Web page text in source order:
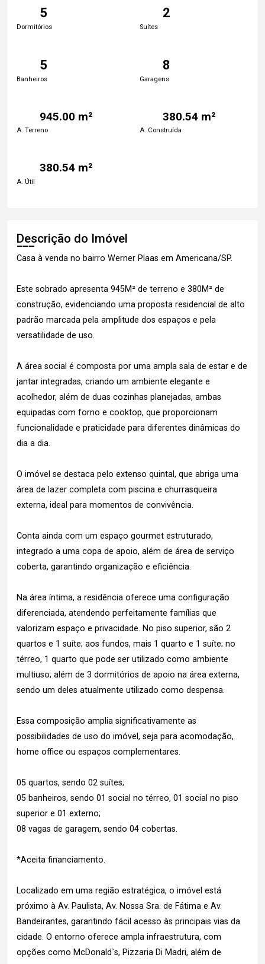
5
Dormitórios
2
Suítes
5
Banheiros
8
Garagens
945.00 m²
A. Terreno
380.54 m²
A. Construída
380.54 m²
A. Útil
Descrição do Imóvel
Casa à venda no bairro Werner Plaas em Americana/SP.
Este sobrado apresenta 945M² de terreno e 380M² de
construção, evidenciando uma proposta residencial de alto
padrão marcada pela amplitude dos espaços e pela
versatilidade de uso.
A área social é composta por uma ampla sala de estar e de
jantar integradas, criando um ambiente elegante e
acolhedor, além de duas cozinhas planejadas, ambas
equipadas com forno e cooktop, que proporcionam
funcionalidade e praticidade para diferentes dinâmicas do
dia a dia.
O imóvel se destaca pelo extenso quintal, que abriga uma
área de lazer completa com piscina e churrasqueira
externa, ideal para momentos de convivência.
Conta ainda com um espaço gourmet estruturado,
integrado a uma copa de apoio, além de área de serviço
coberta, garantindo organização e eficiência.
Na área íntima, a residência oferece uma configuração
diferenciada, atendendo perfeitamente famílias que
valorizam espaço e privacidade. No piso superior, são 2
quartos e 1 suíte; aos fundos, mais 1 quarto e 1 suíte; no
térreo, 1 quarto que pode ser utilizado como ambiente
multiuso; além de 3 dormitórios de apoio na área externa,
sendo um deles atualmente utilizado como despensa.
Essa composição amplia significativamente as
possibilidades de uso do imóvel, seja para acomodação,
home office ou espaços complementares.
05 quartos, sendo 02 suítes;
05 banheiros, sendo 01 social no térreo, 01 social no piso
superior e 01 externo;
08 vagas de garagem, sendo 04 cobertas.
*Aceita financiamento.
Localizado em uma região estratégica, o imóvel está
próximo à Av. Paulista, Av. Nossa Sra. de Fátima e Av.
Bandeirantes, garantindo fácil acesso às principais vias da
cidade. O entorno oferece ampla infraestrutura, com
opções como McDonald`s, Pizzaria Di Madri, além de